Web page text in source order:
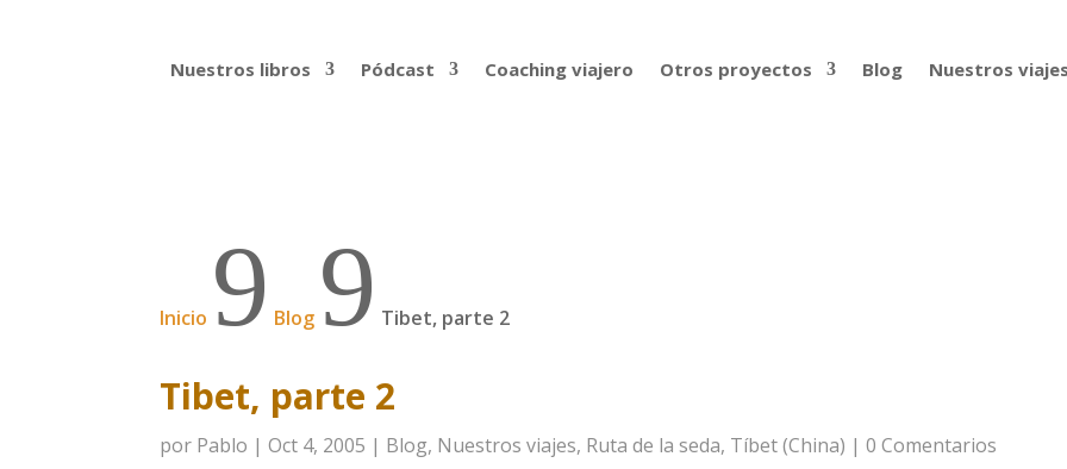
Nuestros libros Pódcast Coaching viajero Otros proyectos Blog Nuestros
Inicio 9 Blog 9 Tibet, parte 2
Tibet, parte 2
por Pablo |Oct 4, 2005 | Blog, Nuestros viajes, Ruta de la seda, Tíbet (China) |0 Comentarios